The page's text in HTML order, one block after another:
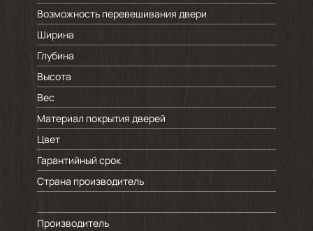
Возможность перевешивания двери
Ширина
Глубина
Высота
Вес
Материал покрытия дверей
Цвет
Гарантийный срок
Страна производитель
Производитель